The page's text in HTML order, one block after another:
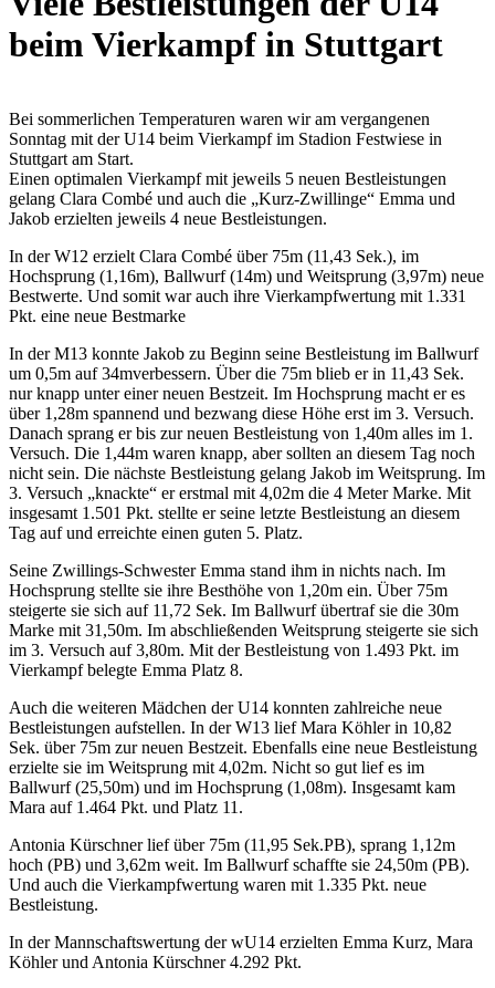
beim Vierkampf in Stuttgart
Bei sommerlichen Temperaturen waren wir am vergangenen
Sonntag mit der U14 beim Vierkampf im Stadion Festwiese in
Stuttgart am Start.
Einen optimalen Vierkampf mit jeweils 5 neuen Bestleistungen
gelang Clara Combé und auch die „Kurz-Zwillinge“ Emma und
Jakob erzielten jeweils 4 neue Bestleistungen.
In der W12 erzielt Clara Combé über 75m (11,43 Sek.), im
Hochsprung (1,16m), Ballwurf (14m) und Weitsprung (3,97m) neue
Bestwerte. Und somit war auch ihre Vierkampfwertung mit 1.331
Pkt. eine neue Bestmarke
In der M13 konnte Jakob zu Beginn seine Bestleistung im Ballwurf
um 0,5m auf 34mverbessern. Über die 75m blieb er in 11,43 Sek.
nur knapp unter einer neuen Bestzeit. Im Hochsprung macht er es
über 1,28m spannend und bezwang diese Höhe erst im 3. Versuch.
Danach sprang er bis zur neuen Bestleistung von 1,40m alles im 1.
Versuch. Die 1,44m waren knapp, aber sollten an diesem Tag noch
nicht sein. Die nächste Bestleistung gelang Jakob im Weitsprung. Im
3. Versuch „knackte“ er erstmal mit 4,02m die 4 Meter Marke. Mit
insgesamt 1.501 Pkt. stellte er seine letzte Bestleistung an diesem
Tag auf und erreichte einen guten 5. Platz.
Seine Zwillings-Schwester Emma stand ihm in nichts nach. Im
Hochsprung stellte sie ihre Besthöhe von 1,20m ein. Über 75m
steigerte sie sich auf 11,72 Sek. Im Ballwurf übertraf sie die 30m
Marke mit 31,50m. Im abschließenden Weitsprung steigerte sie sich
im 3. Versuch auf 3,80m. Mit der Bestleistung von 1.493 Pkt. im
Vierkampf belegte Emma Platz 8.
Auch die weiteren Mädchen der U14 konnten zahlreiche neue
Bestleistungen aufstellen. In der W13 lief Mara Köhler in 10,82
Sek. über 75m zur neuen Bestzeit. Ebenfalls eine neue Bestleistung
erzielte sie im Weitsprung mit 4,02m. Nicht so gut lief es im
Ballwurf (25,50m) und im Hochsprung (1,08m). Insgesamt kam
Mara auf 1.464 Pkt. und Platz 11.
Antonia Kürschner lief über 75m (11,95 Sek.PB), sprang 1,12m
hoch (PB) und 3,62m weit. Im Ballwurf schaffte sie 24,50m (PB).
Und auch die Vierkampfwertung waren mit 1.335 Pkt. neue
Bestleistung.
In der Mannschaftswertung der wU14 erzielten Emma Kurz, Mara
Köhler und Antonia Kürschner 4.292 Pkt.